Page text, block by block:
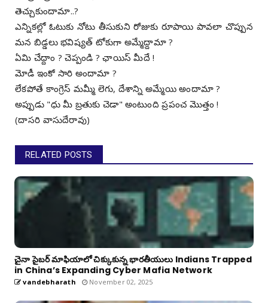
తెచ్చుకుందామా..?
ఎన్నికల్లో ఓటుకు నోటు తీసుకుని రోజుకు రూపాయి పావలా చొప్పున
మన బిడ్డలు భవిష్యత్ టోకుగా అమ్మేద్దామా ?
ఏమి చేద్దాం ? చెప్పండి ? ఛాయిస్ మీదే !
మోడీ ఇంకో సారి అందామా ?
లేకపోతే కాంగ్రెస్ మమ్మీ లెగు, దేశాన్ని అమ్మేయి అందామా ?
అప్పుడు "ధు మీ బ్రతుకు చెడా" అంటుంది ప్రపంచ మొత్తం !
(దాసరి వాసుదేరావు)
RELATED POSTS
చైనా సైబర్ మాఫియాలో చిక్కుకున్న భారతీయులు Indians Trapped
in China’s Expanding Cyber Mafia Network
vandebharath November 02, 2025